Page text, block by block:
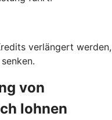
verlängert werden,
von
lohnen